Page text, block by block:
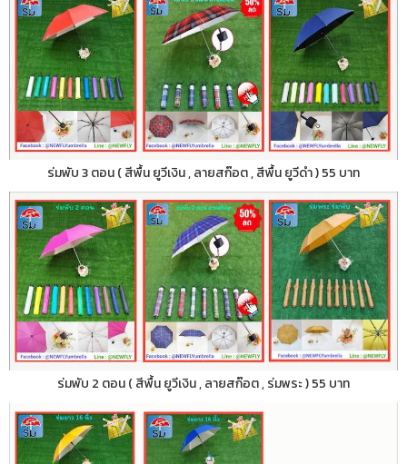
ร่มพับ 3 ตอน ( สีพื้น ยูวีเงิน , ลายสก๊อต , สีพื้น ยูวีดำ ) 55 บาท
ร่มพับ 2 ตอน ( สีพื้น ยูวีเงิน , ลายสก๊อต , ร่มพระ ) 55 บาท